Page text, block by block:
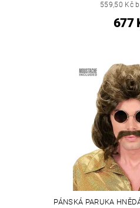
559,50 Kč
677
PÁNSKÁ PARUKA